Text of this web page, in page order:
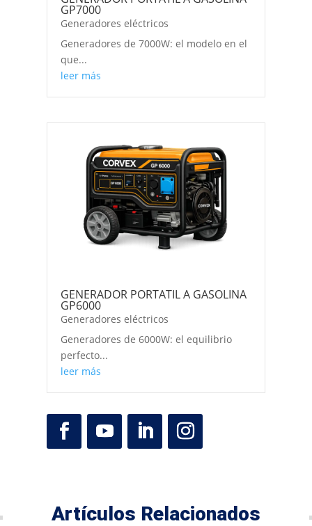
GP7000
Generadores eléctricos
Generadores de 7000W: el modelo en el
que...
leer más
GENERADOR PORTATIL A GASOLINA
GP6000
Generadores eléctricos
Generadores de 6000W: el equilibrio
perfecto...
leer más
Artículos Relacionados